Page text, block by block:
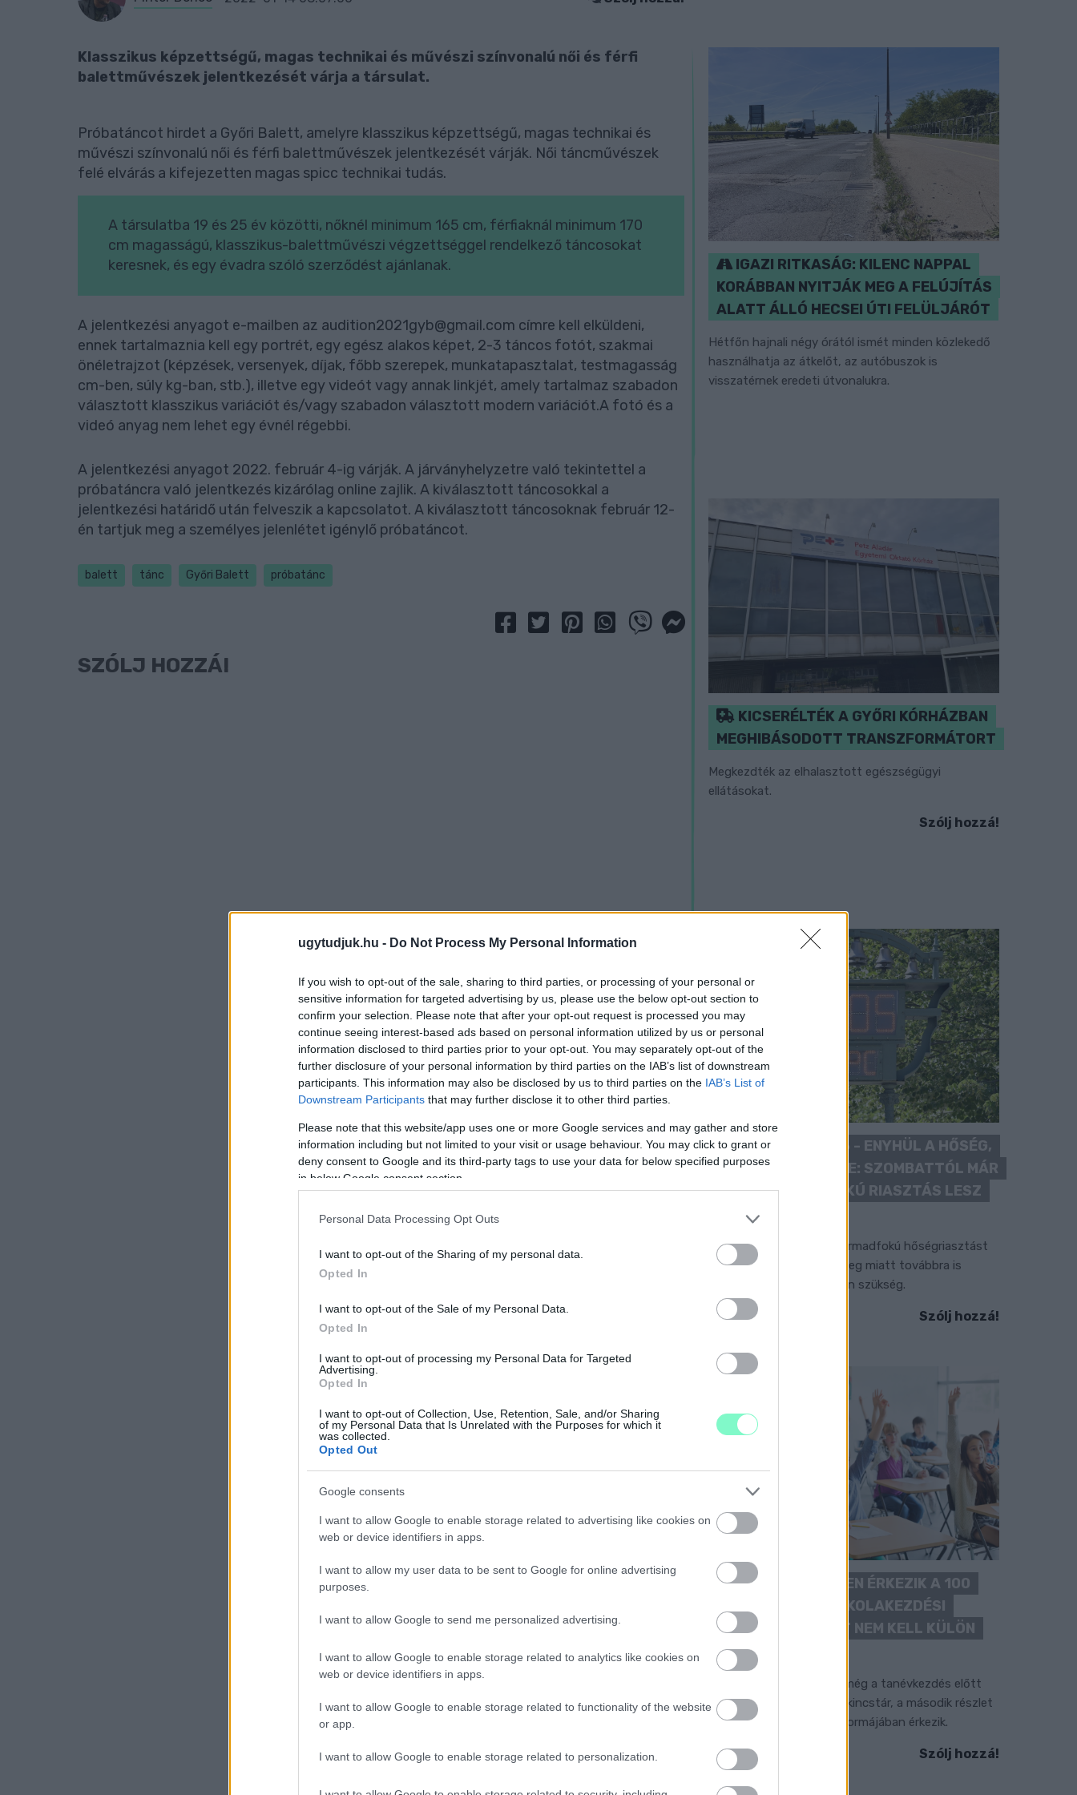
ugytudjuk.hu - Do Not Process My Personal Information
If you wish to opt-out of the sale, sharing to third parties, or processing of your personal or
sensitive information for targeted advertising by us, please use the below opt-out section to
confirm your selection. Please note that after your opt-out request is processed you may
continue seeing interest-based ads based on personal information utilized by us or personal
information disclosed to third parties prior to your opt-out. You may separately opt-out of the
further disclosure of your personal information by third parties on the IAB’s list of downstream
participants. This information may also be disclosed by us to third parties on the IAB’s List of
Downstream Participants that may further disclose it to other third parties.
Please note that this website/app uses one or more Google services and may gather and store
information including but not limited to your visit or usage behaviour. You may click to grant or
deny consent to Google and its third-party tags to use your data for below specified purposes
in below Google consent section.
Personal Data Processing Opt Outs
I want to opt-out of the Sharing of my personal data.
Opted In
I want to opt-out of the Sale of my Personal Data.
Opted In
I want to opt-out of processing my Personal Data for Targeted
Advertising.
Opted In
I want to opt-out of Collection, Use, Retention, Sale, and/or Sharing
of my Personal Data that Is Unrelated with the Purposes for which it
was collected.
Opted Out
Google consents
I want to allow Google to enable storage related to advertising like cookies on
web or device identifiers in apps.
I want to allow my user data to be sent to Google for online advertising
purposes.
I want to allow Google to send me personalized advertising.
I want to allow Google to enable storage related to analytics like cookies on
web or device identifiers in apps.
I want to allow Google to enable storage related to functionality of the website
or app.
I want to allow Google to enable storage related to personalization.
Klasszikus képzettségű, magas technikai és művészi színvonalú női és férfi
balettművészek jelentkezését várja a társulat.
Próbatáncot hirdet a Győri Balett, amelyre klasszikus képzettségű, magas technikai és
művészi színvonalú női és férfi balettművészek jelentkezését várják. Női táncművészek
felé elvárás a kifejezetten magas spicc technikai tudás.
A társulatba 19 és 25 év közötti, nőknél minimum 165 cm, férfiaknál minimum 170
cm magasságú, klasszikus-balettművészi végzettséggel rendelkező táncosokat
keresnek, és egy évadra szóló szerződést ajánlanak.
A jelentkezési anyagot e-mailben az audition2021gyb@gmail.com címre kell elküldeni,
ennek tartalmaznia kell egy portrét, egy egész alakos képet, 2-3 táncos fotót, szakmai
önéletrajzot (képzések, versenyek, díjak, főbb szerepek, munkatapasztalat, testmagasság
cm-ben, súly kg-ban, stb.), illetve egy videót vagy annak linkjét, amely tartalmaz szabadon
választott klasszikus variációt és/vagy szabadon választott modern variációt.A fotó és a
videó anyag nem lehet egy évnél régebbi.
A jelentkezési anyagot 2022. február 4-ig várják. A járványhelyzetre való tekintettel a
próbatáncra való jelentkezés kizárólag online zajlik. A kiválasztott táncosokkal a
jelentkezési határidő után felveszik a kapcsolatot. A kiválasztott táncosoknak február 12-
én tartjuk meg a személyes jelenlétet igénylő próbatáncot.
balett tánc Győri Balett próbatánc
SZÓLJ HOZZÁ!
IGAZI RITKASÁG: KILENC NAPPAL
KORÁBBAN NYITJÁK MEG A FELÚJÍTÁS
ALATT ÁLLÓ HECSEI ÚTI FELÜLJÁRÓT
Hétfőn hajnali négy órától ismét minden közlekedő
használhatja az átkelőt, az autóbuszok is
visszatérnek eredeti útvonalukra.
KICSERÉLTÉK A GYŐRI KÓRHÁZBAN
MEGHIBÁSODOTT TRANSZFORMÁTORT
Megkezdték az elhalasztott egészségügyi
ellátásokat.
Szólj hozzá!
KÁNIKULA 2026 - ENYHÜL A HŐSÉG,
DE MÉG NINCS VÉGE: SZOMBATTÓL MÁR
“CSAK” MÁSODFOKÚ RIASZTÁS LESZ
ÉRVÉNYBEN
A július vége óta tartó harmadfokú hőségriasztást
mérséklik, de a tartós meleg miatt továbbra is
fokozott óvatosságra van szükség.
Szólj hozzá!
KÉT RÉSZLETBEN ÉRKEZIK A 100
EZER FORINTOS ISKOLAKEZDÉSI
TÁMOGATÁS, AMIT NEM KELL KÜLÖN
IGÉNYELNI
Az első 50 ezer forintot még a tanévkezdés előtt
folyósítja a Magyar Államkincstár, a második részlet
novemberben, utalvány formájában érkezik.
Szólj hozzá!